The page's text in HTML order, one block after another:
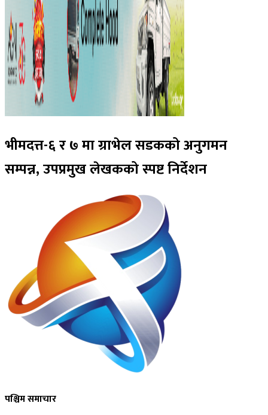
भीमदत्त-६ र ७ मा ग्राभेल सडकको अनुगमन
सम्पन्न, उपप्रमुख लेखकको स्पष्ट निर्देशन
पश्चिम समाचार